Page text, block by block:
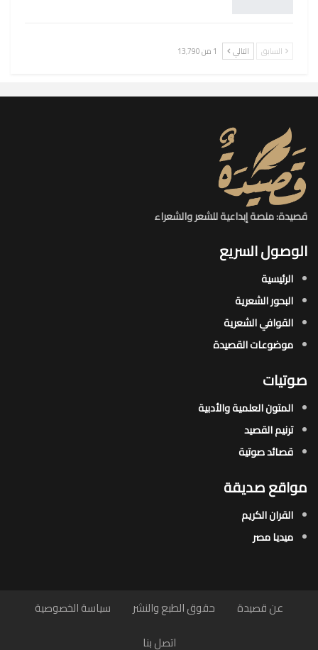
السابق التالي 1 من 13٬790
قصيدة: منصة إبداعية للشعر والشعراء
الوصول السريع
الرئيسية
البحور الشعرية​
القوافي الشعرية​
موضوعات القصيدة​
صوتيات
المتون العلمية والأدبية
ترنيم القصيد
قصائد صوتية
مواقع صديقة
القران الكريم
ميديا مصر
عن قصيدة حقوق الطبع والنشر
سياسة الخصوصية
اتصل بنا